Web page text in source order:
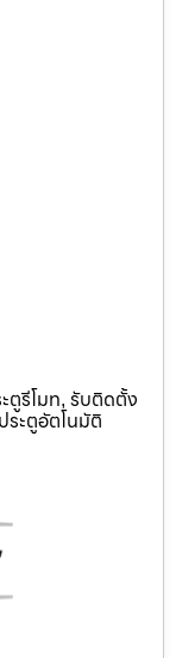
ตูรีโมท, รับติดตั้ง
ะตูอัตโนมัติ